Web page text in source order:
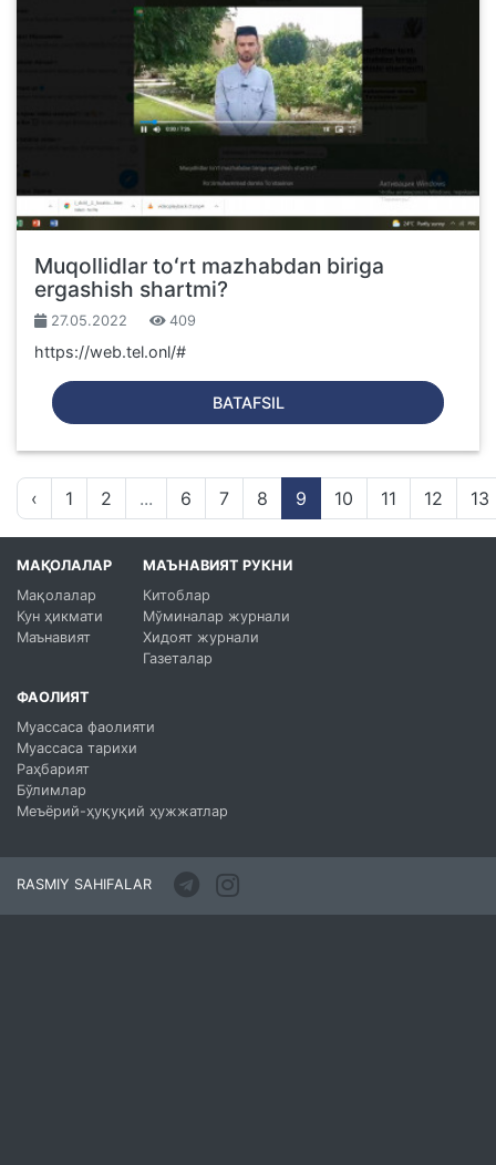
Muqollidlar toʻrt mazhabdan biriga
ergashish shartmi?
27.05.2022 409
https://web.tel.onl/#
BATAFSIL
‹ 1 2 ... 6 7 8 9 10 11 12 13
МАҚОЛАЛАР
Мақолалар
Кун ҳикмати
Маънавият
МАЪНАВИЯТ РУКНИ
Китоблар
Мўминалар журнали
Хидоят журнали
Газеталар
ФАОЛИЯТ
Муассаса фаолияти
Муассаса тарихи
Раҳбарият
Бўлимлар
Меъёрий-ҳуқуқий ҳужжатлар
RASMIY SAHIFALAR